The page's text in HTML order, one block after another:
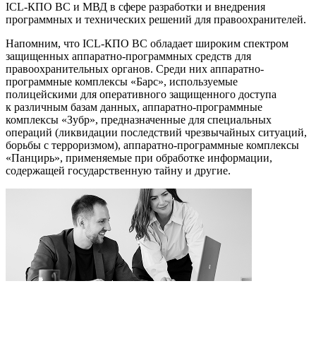
ICL-КПО ВС и МВД в сфере разработки и внедрения
программных и технических решений для правоохранителей.
Напомним, что ICL-КПО ВС обладает широким спектром
защищенных аппаратно-программных средств для
правоохранительных органов. Среди них аппаратно-
программные комплексы «Барс», используемые
полицейскими для оперативного защищенного доступа
к различным базам данных, аппаратно-программные
комплексы «Зубр», предназначенные для специальных
операций (ликвидации последствий чрезвычайных ситуаций,
борьбы с терроризмом), аппаратно-программные комплексы
«Панцирь», применяемые при обработке информации,
содержащей государственную тайну и другие.